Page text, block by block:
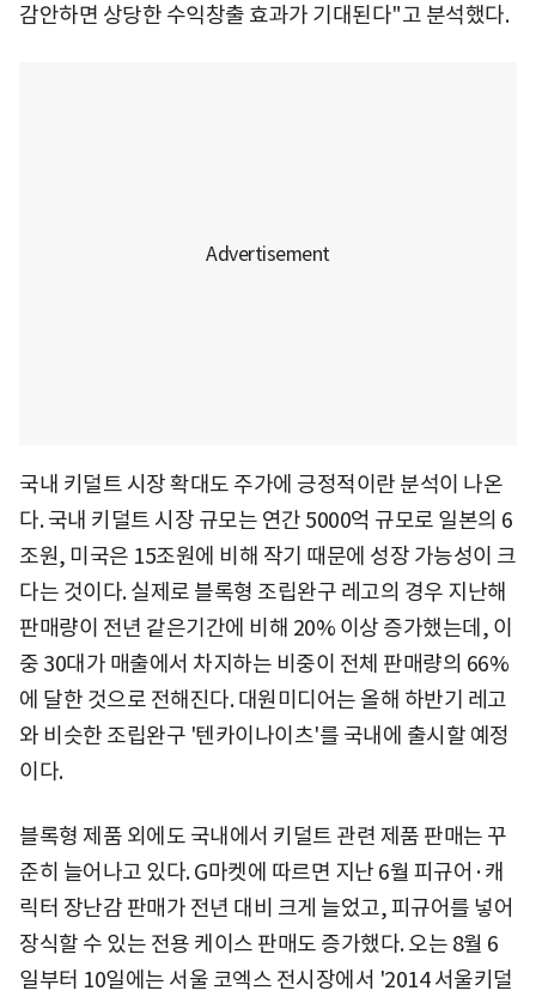
감안하면 상당한 수익창출 효과가 기대된다"고 분석했다.
국내 키덜트 시장 확대도 주가에 긍정적이란 분석이 나온
다. 국내 키덜트 시장 규모는 연간 5000억 규모로 일본의 6
조원, 미국은 15조원에 비해 작기 때문에 성장 가능성이 크
다는 것이다. 실제로 블록형 조립완구 레고의 경우 지난해
판매량이 전년 같은기간에 비해 20% 이상 증가했는데, 이
중 30대가 매출에서 차지하는 비중이 전체 판매량의 66%
에 달한 것으로 전해진다. 대원미디어는 올해 하반기 레고
와 비슷한 조립완구 '텐카이나이츠'를 국내에 출시할 예정
이다.
블록형 제품 외에도 국내에서 키덜트 관련 제품 판매는 꾸
준히 늘어나고 있다. G마켓에 따르면 지난 6월 피규어·캐
릭터 장난감 판매가 전년 대비 크게 늘었고, 피규어를 넣어
장식할 수 있는 전용 케이스 판매도 증가했다. 오는 8월 6
일부터 10일에는 서울 코엑스 전시장에서 '2014 서울키덜